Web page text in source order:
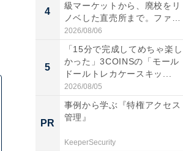
4
級マーケットから、廃校をリ
ノベした直売所まで。ファ
ー...
2026/08/06
5
「15分で完成してめちゃ楽し
かった」3COINSの「モール
ドールトレカケースキッ...
2026/08/05
PR
事例から学ぶ『特権アクセス
管理』
KeeperSecurity